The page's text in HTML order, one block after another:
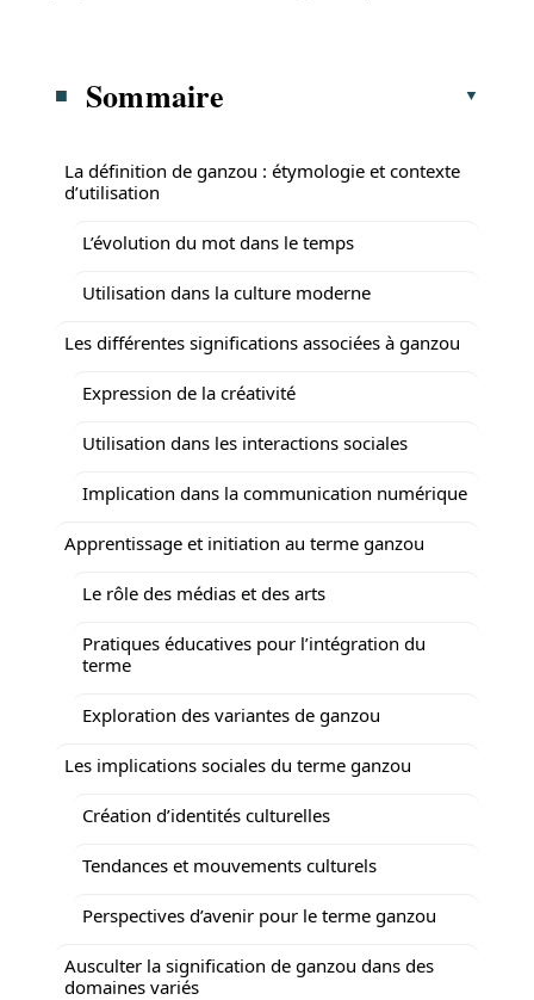
Sommaire
La définition de ganzou : étymologie et contexte
d’utilisation
L’évolution du mot dans le temps
Utilisation dans la culture moderne
Les différentes significations associées à ganzou
Expression de la créativité
Utilisation dans les interactions sociales
Implication dans la communication numérique
Apprentissage et initiation au terme ganzou
Le rôle des médias et des arts
Pratiques éducatives pour l’intégration du
terme
Exploration des variantes de ganzou
Les implications sociales du terme ganzou
Création d’identités culturelles
Tendances et mouvements culturels
Perspectives d’avenir pour le terme ganzou
Ausculter la signification de ganzou dans des
domaines variés